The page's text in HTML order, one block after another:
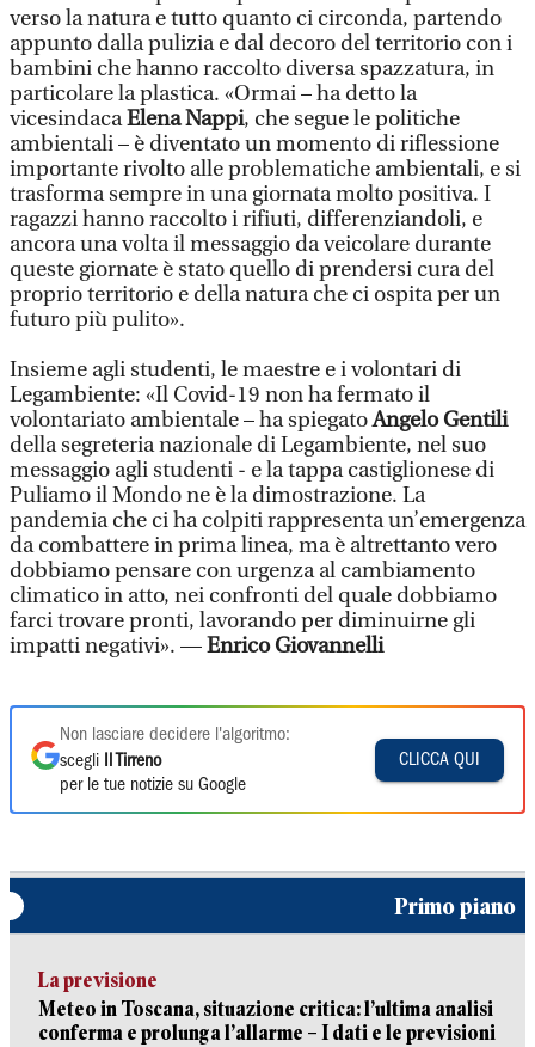
verso la natura e tutto quanto ci circonda, partendo
appunto dalla pulizia e dal decoro del territorio con i
bambini che hanno raccolto diversa spazzatura, in
particolare la plastica. «Ormai – ha detto la
vicesindacaElena Nappi, che segue le politiche
ambientali – è diventato un momento di riflessione
importante rivolto alle problematiche ambientali, e si
trasforma sempre in una giornata molto positiva. I
ragazzi hanno raccolto i rifiuti, differenziandoli, e
ancora una volta il messaggio da veicolare durante
queste giornate è stato quello di prendersi cura del
proprio territorio e della natura che ci ospita per un
futuro più pulito».
Insieme agli studenti, le maestre e i volontari di
Legambiente: «Il Covid-19 non ha fermato il
volontariato ambientale – ha spiegatoAngelo Gentili
della segreteria nazionale di Legambiente, nel suo
messaggio agli studenti - e la tappa castiglionese di
Puliamo il Mondo ne è la dimostrazione. La
pandemia che ci ha colpiti rappresenta un’emergenza
da combattere in prima linea, ma è altrettanto vero
dobbiamo pensare con urgenza al cambiamento
climatico in atto, nei confronti del quale dobbiamo
farci trovare pronti, lavorando per diminuirne gli
impatti negativi». —Enrico Giovannelli
Non lasciare decidere l'algoritmo:
scegli
Il Tirreno
per le tue notizie su Google
CLICCA QUI
Primo piano
La previsione
Meteo in Toscana, situazione critica: l’ultima analisi
conferma e prolunga l’allarme – I dati e le previsioni